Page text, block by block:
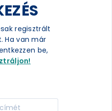
regisztrált
Ha van már
be,